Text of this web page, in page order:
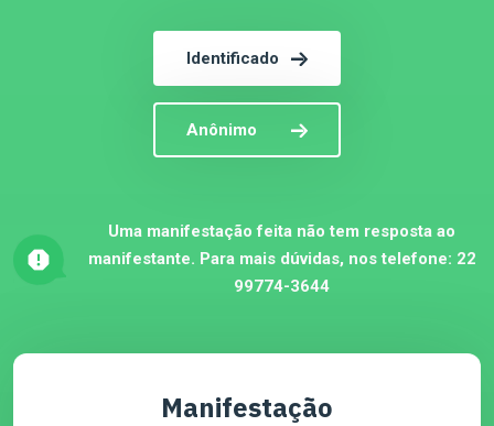
Identificado
Anônimo
Uma manifestação feita não tem resposta ao
manifestante. Para mais dúvidas, nos telefone: 22
99774-3644
Manifestação